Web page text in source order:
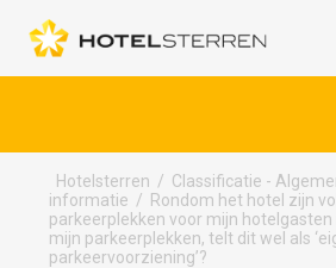
Hotelsterren / Classificatie -
informatie / Rondom het hotel zijn
parkeerplekken voor mijn
mijn parkeerplekken, telt dit wel als
parkeervoorziening’?